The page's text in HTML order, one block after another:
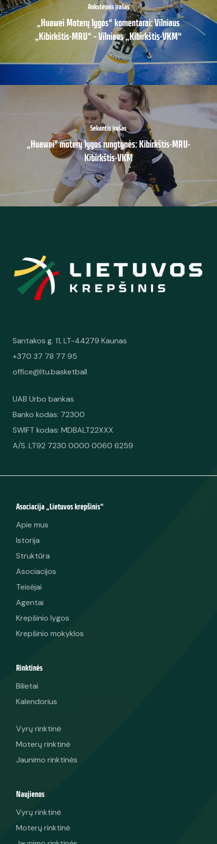
Ankstesnis įrašas
„Huawei Moterų lygos“ komentarai: Vilniaus
„Kibirkštis-MRU“ – Vilniaus „Kibirkštis-VKM“
Sekantis įrašas
„Huawei" moterų lygos rungtynės: Kibirkštis-MRU-
Kibirkštis-VKM
Santakos g. 11, LT-44279 Kaunas
+370 37 78 77 95
office@ltu.basketball
UAB Urbo bankas
Banko kodas: 72300
SWIFT kodas: MDBALT22XXX
A/S. LT92 7230 0000 0060 6259
Asociacija „Lietuvos krepšinis“
Apie mus
Istorija
Struktūra
Asociacijos
Teisėjai
Agentai
Krepšinio lygos
Krepšinio mokyklos
Rinktinės
Bilietai
Kalendorius
Vyrų rinktinė
Moterų rinktinė
Jaunimo rinktinės
Naujienos
Vyrų rinktinė
Moterų rinktinė